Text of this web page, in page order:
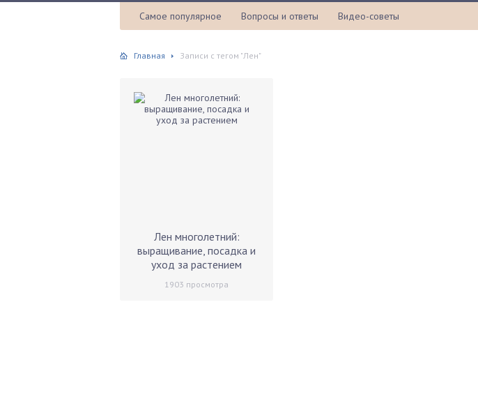
Самое популярное Вопросы и ответы Видео-советы
Главная Записи с тегом "Лен"
Лен многолетний:
выращивание, посадка и
уход за растением
1903 просмотра